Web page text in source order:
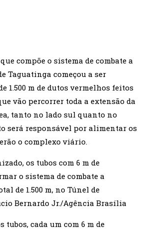
compõe o sistema de combate a
Taguatinga começou a ser
1.500 m de dutos vermelhos feitos
vão percorrer toda a extensão da
tanto no lado sul quanto no
será responsável por alimentar os
o complexo viário.
os tubos com 6 m de
o sistema de combate a
de 1.500 m, no Túnel de
Bernardo Jr./Agência Brasília
tubos, cada um com 6 m de